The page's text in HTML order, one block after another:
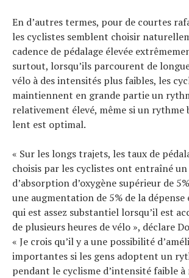
En d’autres termes, pour de courtes
les cyclistes semblent choisir
cadence de pédalage élevée
surtout, lorsqu’ils parcourent de
vélo à des intensités plus faibles, les
maintiennent en grande partie un
relativement élevé, même si un rythme
lent est optimal.
« Sur les longs trajets, les taux de
choisis par les cyclistes ont entraîné
d’absorption d’oxygène supérieur de
une augmentation de 5% de la dépense
qui est assez substantiel lorsqu’il est
de plusieurs heures de vélo », déclare
« Je crois qu’il y a une possibilité
importantes si les gens adoptent un
pendant le cyclisme d’intensité faible à